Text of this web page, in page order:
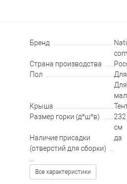
Бренд
Страна производства
Пол
Для
Крыша
Размер горки (д*ш*в)
232
см
Наличие присадки
(отверстий для сборки)
да
Все характеристики